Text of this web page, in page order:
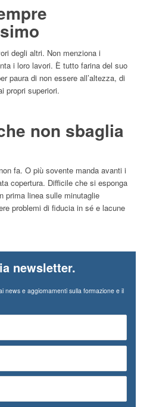
degli altri. Non menziona i
i loro lavori. È tutto farina del suo
paura di non essere all’altezza, di
propri superiori.
non sbaglia
fa. O più sovente manda avanti i
copertura. Difficile che si esponga
prima linea sulle minutaglie
problemi di fiducia in sé e lacune
newsletter.
news e aggiornamenti sulla formazione e il